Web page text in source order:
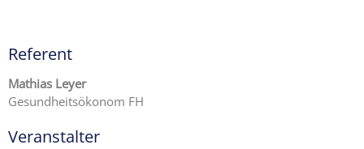
Referent
Mathias Leyer
Gesundheitsökonom FH
Veranstalter